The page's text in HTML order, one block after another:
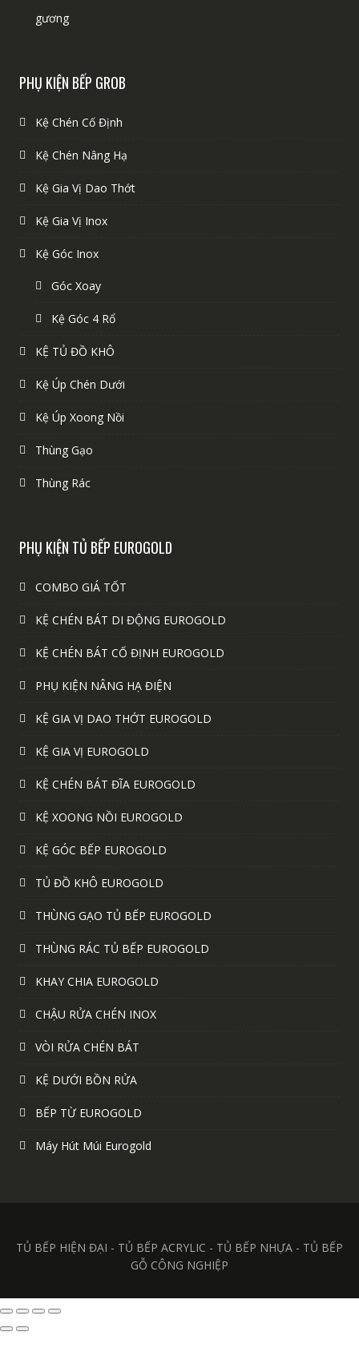
gương
PHỤ KIỆN BẾP GROB
Kệ Chén Cố Định
Kệ Chén Nâng Hạ
Kệ Gia Vị Dao Thớt
Kệ Gia Vị Inox
Kệ Góc Inox
Góc Xoay
Kệ Góc 4 Rổ
KỆ TỦ ĐỒ KHÔ
Kệ Úp Chén Dưới
Kệ Úp Xoong Nồi
Thùng Gạo
Thùng Rác
PHỤ KIỆN TỦ BẾP EUROGOLD
COMBO GIÁ TỐT
KỆ CHÉN BÁT DI ĐỘNG EUROGOLD
KỆ CHÉN BÁT CỐ ĐỊNH EUROGOLD
PHỤ KIỆN NÂNG HẠ ĐIỆN
KỆ GIA VỊ DAO THỚT EUROGOLD
KỆ GIA VỊ EUROGOLD
KỆ CHÉN BÁT ĐĨA EUROGOLD
KỆ XOONG NỒI EUROGOLD
KỆ GÓC BẾP EUROGOLD
TỦ ĐỒ KHÔ EUROGOLD
THÙNG GẠO TỦ BẾP EUROGOLD
THÙNG RÁC TỦ BẾP EUROGOLD
KHAY CHIA EUROGOLD
CHẬU RỬA CHÉN INOX
VÒI RỬA CHÉN BÁT
KỆ DƯỚI BỒN RỬA
BẾP TỪ EUROGOLD
Máy Hút Múi Eurogold
TỦ BẾP HIỆN ĐẠI - TỦ BẾP ACRYLIC - TỦ BẾP NHỰA - TỦ BẾP
GỖ CÔNG NGHIỆP